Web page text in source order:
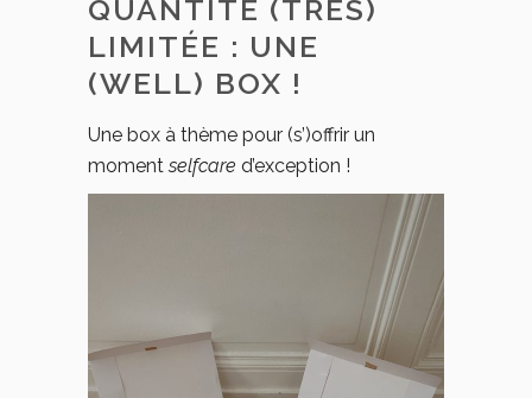
QUANTITÉ (TRÈS)
LIMITÉE : UNE
(WELL) BOX !
Une box à thème pour (s’)offrir un
momentselfcare d’exception !